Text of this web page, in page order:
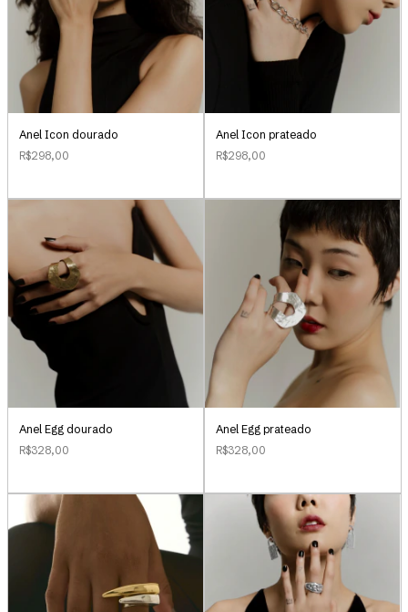
Anel Icon dourado
R$298,00
Anel Icon prateado
R$298,00
Anel Egg dourado
R$328,00
Anel Egg prateado
R$328,00